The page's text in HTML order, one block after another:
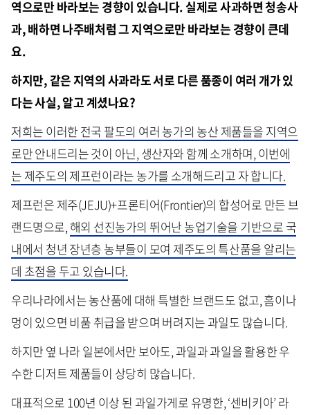
역으로만 바라보는 경향이 있습니다. 실제로 사과하면 청송사
과,배하면 나주배처럼 그 지역으로만 바라보는 경향이 큰데
요.
하지만,같은 지역의 사과라도 서로 다른 품종이 여러 개가 있
다는 사실,알고 계셨나요?
저희는 이러한 전국 팔도의 여러 농가의 농산 제품들을 지역으
로만 안내드리는 것이 아닌, 생산자와 함께 소개하며, 이번에
는 제주도의 제프런이라는 농가를 소개해드리고 자 합니다.
제프런은 제주(JEJU)+프론티어(Frontier)의 합성어로 만든 브
랜드명으로, 해외 선진농가의 뛰어난 농업기술을 기반으로 국
내에서 청년 장년층 농부들이 모여 제주도의 특산품을 알리는
데 초점을 두고 있습니다.
우리나라에서는 농산품에 대해 특별한 브랜드도 없고, 흠이나
멍이 있으면 비품 취급을 받으며 버려지는 과일도 많습니다.
하지만 옆 나라 일본에서만 보아도, 과일과 과일을 활용한 우
수한 디저트 제품들이 상당히 많습니다.
대표적으로 100년 이상 된 과일가게로 유명한, ‘센비키아’ 라